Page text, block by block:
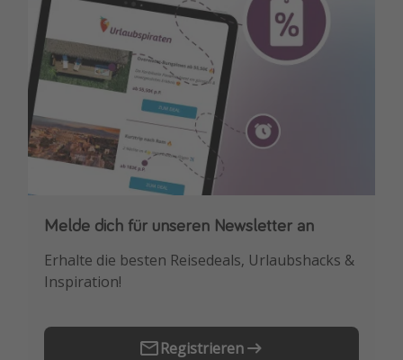
Melde dich für unseren Newsletter an
Erhalte die besten Reisedeals, Urlaubshacks &
Inspiration!
Registrieren
Downloade unsere App
Buche die besten Reiseschnäppchen als
Erstes.